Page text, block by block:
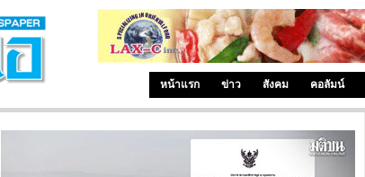
หน้าแรก ข่าว สังคม คอลัมน์